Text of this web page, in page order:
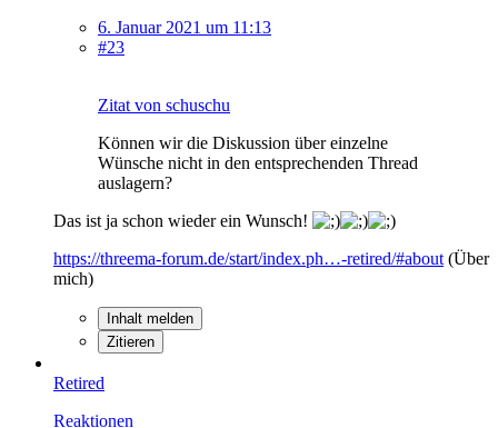
6. Januar 2021 um 11:13
#23
Zitat von schuschu
Können wir die Diskussion über einzelne
Wünsche nicht in den entsprechenden Thread
auslagern?
Das ist ja schon wieder ein Wunsch!
https://threema-forum.de/start/index.ph…-retired/#about (Über
mich)
Inhalt melden
Zitieren
Retired
Reaktionen